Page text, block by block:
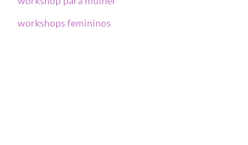
workshops femininos